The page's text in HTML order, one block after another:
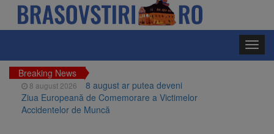
Breaking News
8 august 2026
8 august ar putea deveni
Ziua Europeană de Comemorare a Victimelor
Accidentelor de Muncă